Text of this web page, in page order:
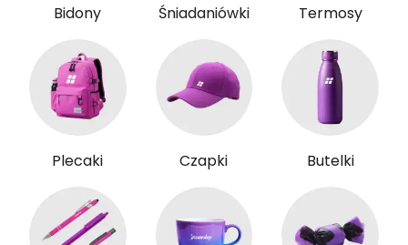
Bidony Śniadaniówki Termosy
Plecaki Czapki Butelki